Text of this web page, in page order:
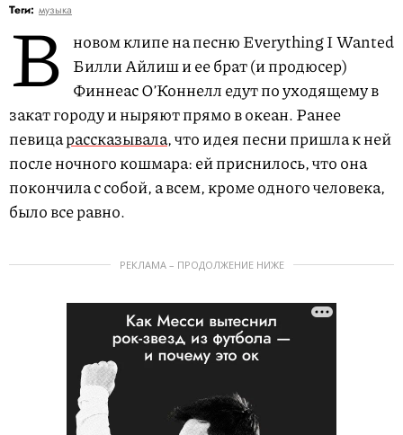
Теги: музыка
В новом клипе на песню Everything I Wanted
Билли Айлиш и ее брат (и продюсер)
Финнеас О’Коннелл едут по уходящему в
закат городу и ныряют прямо в океан. Ранее
певицарассказывала, что идея песни пришла к ней
после ночного кошмара: ей приснилось, что она
покончила с собой, а всем, кроме одного человека,
было все равно.
РЕКЛАМА – ПРОДОЛЖЕНИЕ НИЖЕ